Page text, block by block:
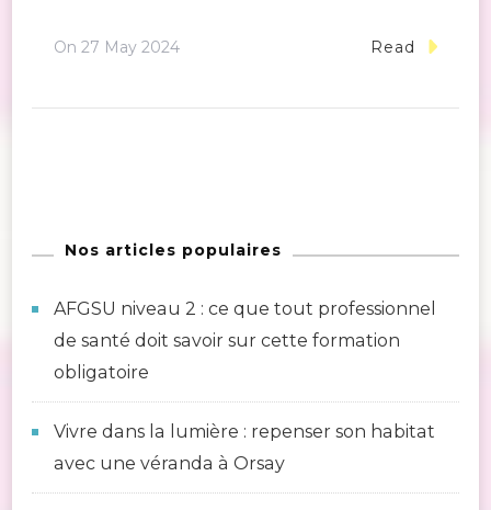
On 27 May 2024 Read
Nos articles populaires
AFGSU niveau 2 : ce que tout professionnel
de santé doit savoir sur cette formation
obligatoire
Vivre dans la lumière : repenser son habitat
avec une véranda à Orsay